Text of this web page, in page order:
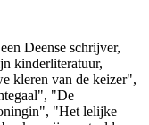
Deense schrijver,
kinderliteratuur,
kleren van de keizer",
"De
"Het lelijke